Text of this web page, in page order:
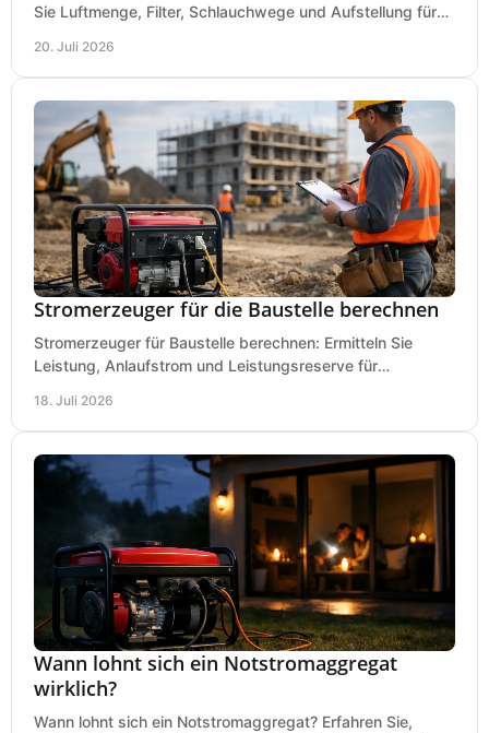
Sie Luftmenge, Filter, Schlauchwege und Aufstellung für
20. Juli 2026
Stromerzeuger für die Baustelle berechnen
Stromerzeuger für Baustelle berechnen: Ermitteln Sie
Leistung, Anlaufstrom und Leistungsreserve für
18. Juli 2026
Wann lohnt sich ein Notstromaggregat
wirklich?
Wann lohnt sich ein Notstromaggregat? Erfahren Sie,